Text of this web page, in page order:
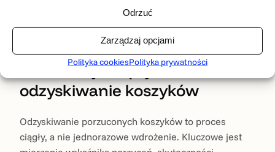
Odrzuć
Zarządzaj opcjami
Polityka cookiesPolityka prywatności
klienta dokładnie wtedy, gdy się pojawiają. Czasem
Jak mierzyć i optymalizować
odzyskiwanie koszyków
Odzyskiwanie porzuconych koszyków to proces
ciągły, a nie jednorazowe wdrożenie. Kluczowe jest